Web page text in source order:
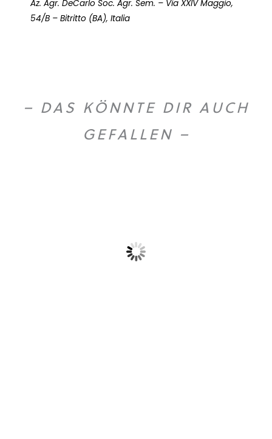
Az. Agr. DeCarlo Soc. Agr. Sem. – Via XXIV Maggio,
54/B – Bitritto (BA), Italia
– DAS KÖNNTE DIR AUCH
GEFALLEN –